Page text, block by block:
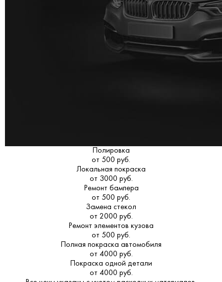
Полировка
от 500 руб.
Локальная покраска
от 3000 руб.
Ремонт бампера
от 500 руб.
Замена стекол
от 2000 руб.
Ремонт элементов кузова
от 500 руб.
Полная покраска автомобиля
от 4000 руб.
Покраска одной детали
от 4000 руб.